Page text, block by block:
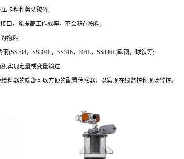
卡料和剪切破碎;
口，能提高工作效率，不会积存物料;
物料;
(SS304，SS304L，SS316，316L，SS836L)碳钢，球铁等;
实现定量或变量输送;
料器的端部可以方便的配置传感器，以实现在线监控和现场监控。